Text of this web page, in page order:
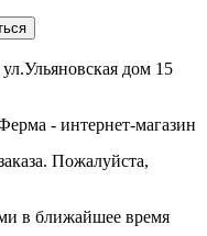
дом 15
- интернет-магазин
Пожалуйста,
в ближайшее время